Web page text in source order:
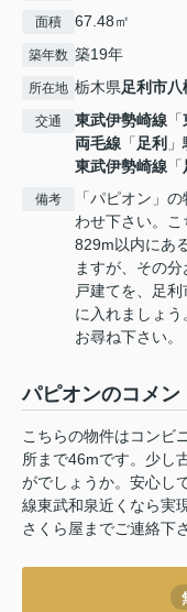
面積 67.48㎡
築年数 築19年
所在地 栃木県足利市八
交通 東武伊勢崎線 「
両毛線 「足利
東武伊勢崎線 「
備考
「パピオン」
わせ下さい。
829m以内にあ
ますが、その
戸建てを、足
に入れましょ
お尋ね下さい。
パピオンのコメ
こちらの物件はコンビ
所まで46mです。少し
がでしょうか。安心し
線東武和泉近くなら実
さくら屋までご連絡下